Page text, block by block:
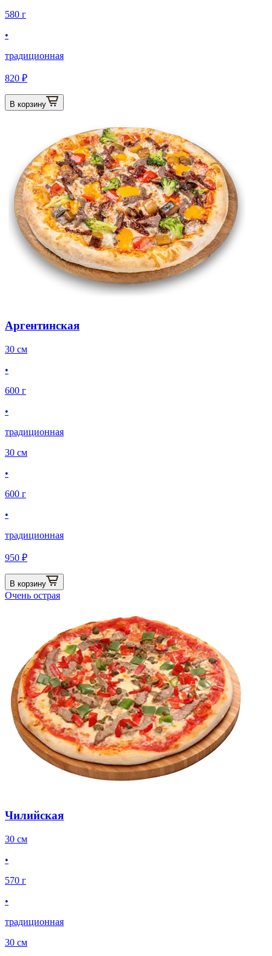
580 г
•
традиционная
820 ₽
В корзину
Аргентинская
30 см
•
600 г
•
традиционная
30 см
•
600 г
•
традиционная
950 ₽
В корзину
Очень острая
Чилийская
30 см
•
570 г
•
традиционная
30 см